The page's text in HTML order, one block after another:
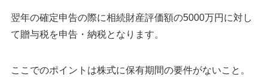
翌年の確定申告の際に相続財産評価額の5000万円に対し
て贈与税を申告・納税となります。
ここでのポイントは株式に保有期間の要件がないこと。